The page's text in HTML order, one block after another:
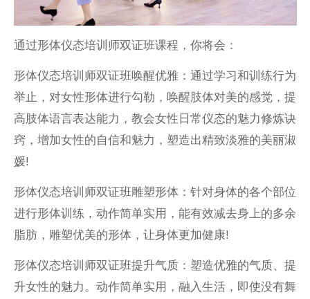
通过形体仪态培训师双证班课程，你将会：
形体仪态培训师双证班唤醒优雅：通过学习和训练行为
举止，对女性形体进行勾勒，唤醒肢体对美的感觉，提
高肢体语言表达能力，教会女性日常仪态的魅力修炼诀
窍，增加女性的自信和魅力，塑造出精致淡雅的美丽淑
媛!
形体仪态培训师双证班雕塑形体：针对身体的各个部位
进行形体训练，动作简单实用，能有效减去身上的多余
脂肪，雕塑优美的形体，让身体更加健康!
形体仪态培训师双证班提升气质：塑造优雅的气质、提
升女性的魅力。动作简单实用，融入生活，即使没有舞